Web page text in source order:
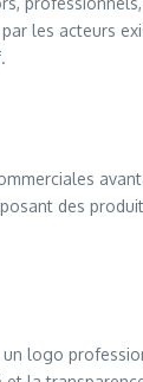
les acteurs
des
logo